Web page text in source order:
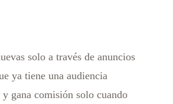
solo a través de anuncios
ya tiene una audiencia
gana comisión solo cuando